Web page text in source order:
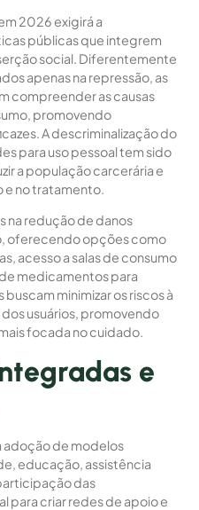
2026 exigirá a
públicas que integrem
social. Diferentemente
apenas na repressão, as
compreender as causas
promovendo
A descriminalização do
para uso pessoal tem sido
a população carcerária e
e no tratamento.
na redução de danos
oferecendo opções como
acesso a salas de consumo
medicamentos para
minimizar os riscos à
usuários, promovendo
focada no cuidado.
e
adoção de modelos
educação, assistência
das
para criar redes de apoio e